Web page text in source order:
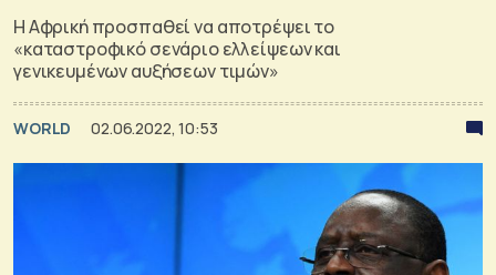
Η Αφρική προσπαθεί να αποτρέψει το
«καταστροφικό σενάριο ελλείψεων και
γενικευμένων αυξήσεων τιμών»
WORLD 02.06.2022, 10:53